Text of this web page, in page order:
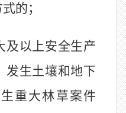
的；
及以上安全生产
发生土壤和地下
重大林草案件